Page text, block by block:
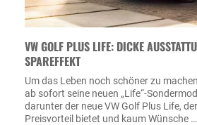
VW GOLF PLUS LIFE: DICKE
PAREFFEKT
Um das Leben noch schöner zu
ab sofort seine neuen „Life“-
darunter der neue VW Golf Plus Life,
Preisvorteil bietet und kaum Wünsche …